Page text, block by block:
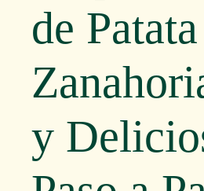
de
y